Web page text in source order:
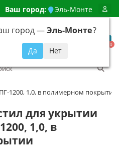
Ваш город: Эль-Монте
город —Эль-Монте?
92-94
0
1200, 1,0, в полимерном покрытии
для укрытии
1,0, в